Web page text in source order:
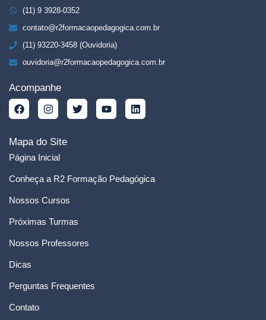
(11) 9 3928-0352
contato@r2formacaopedagogica.com.br
(11) 93220-3458 (Ouvidoria)
ouvidoria@r2formacaopedagogica.com.br
Acompanhe
Mapa do Site
Página Inicial
Conheça a R2 Formação Pedagógica
Nossos Cursos
Próximas Turmas
Nossos Professores
Dicas
Perguntas Frequentes
Contato